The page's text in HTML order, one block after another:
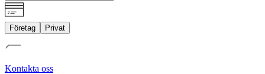
Företag Privat
Kontakta oss